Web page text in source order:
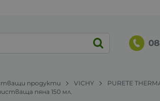
продукти VICHY
PURETE
пяна 150 мл.